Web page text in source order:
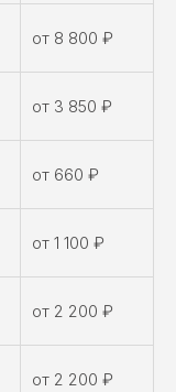
от 8 800 ₽
от 3 850 ₽
от 660 ₽
от 1 100 ₽
от 2 200 ₽
от 2 200 ₽